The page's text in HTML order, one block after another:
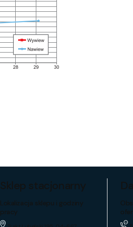
Sklep stacjonarny
Lokalizacja sklepu i godziny
pracy